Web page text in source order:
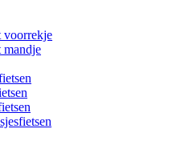
voorrekje
mandje